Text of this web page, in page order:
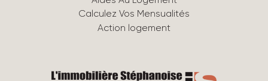
Calculez Vos Mensualités
Action logement